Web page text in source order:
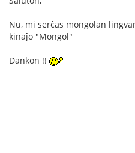
Nu, mi serĉas mongolan
kinaĵo "Mongol"
Dankon !!